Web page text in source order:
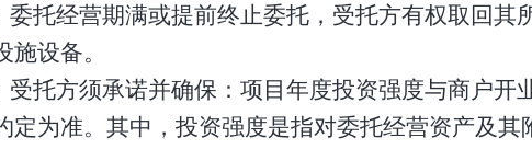
委托经营期满或提前终止委托 ， 受托方有权取回其
设备。
受托方须承诺并确保：项目年度投资强度与商户开
定为准。 其中， 投资强度是指对委托经营资产及其